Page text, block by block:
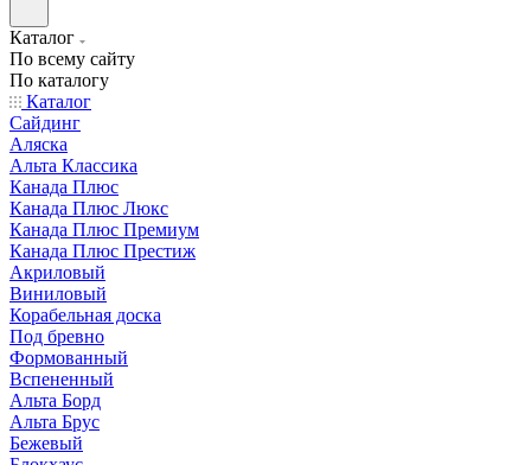
Каталог
По всему сайту
По каталогу
Каталог
Сайдинг
Аляска
Альта Классика
Канада Плюс
Канада Плюс Люкс
Канада Плюс Премиум
Канада Плюс Престиж
Акриловый
Виниловый
Корабельная доска
Под бревно
Формованный
Вспененный
Альта Борд
Альта Брус
Бежевый